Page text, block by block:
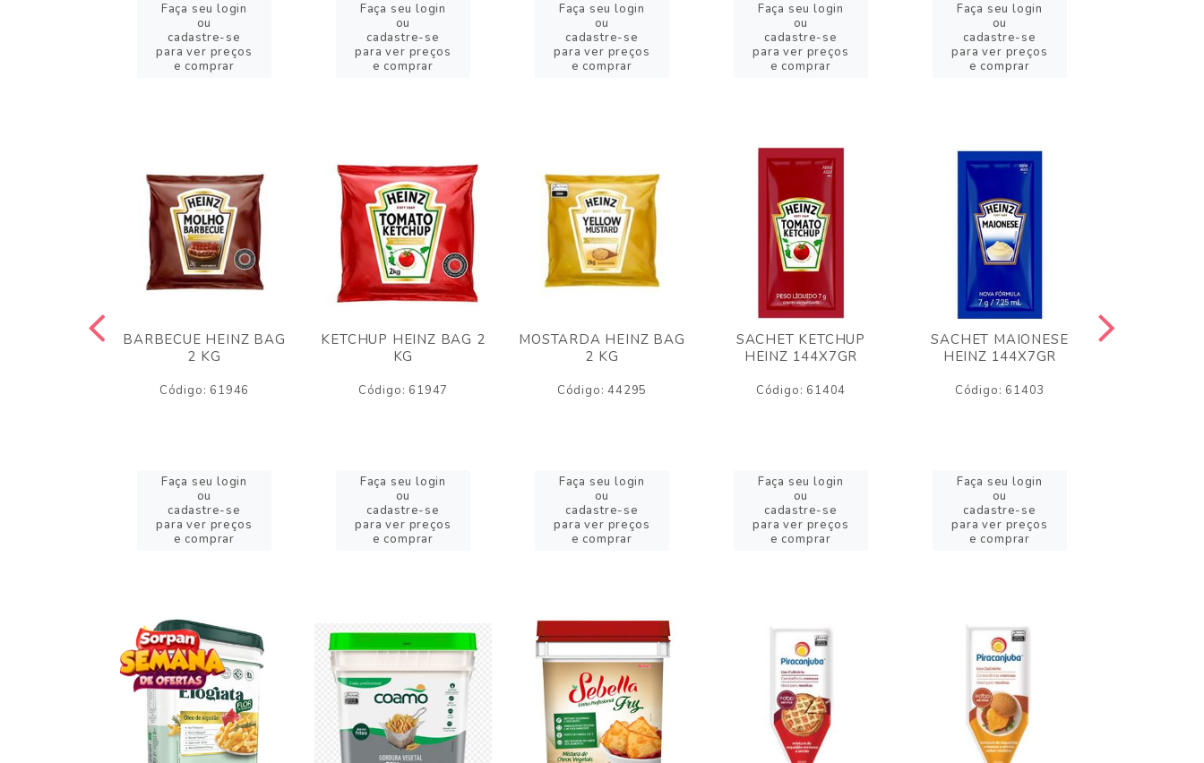
Faça seu login
ou
cadastre-se
para ver preços
e comprar
Faça seu login
ou
cadastre-se
para ver preços
e comprar
Faça seu login
ou
cadastre-se
para ver preços
e comprar
Faça seu login
ou
cadastre-se
para ver preços
e comprar
Faça seu login
ou
cadastre-se
para ver preços
e comprar
BARBECUE HEINZ BAG
2 KG
Código: 61946
Faça seu login
ou
cadastre-se
para ver preços
e comprar
KETCHUP HEINZ BAG 2
KG
Código: 61947
Faça seu login
ou
cadastre-se
para ver preços
e comprar
MOSTARDA HEINZ BAG
2 KG
Código: 44295
Faça seu login
ou
cadastre-se
para ver preços
e comprar
SACHET KETCHUP
HEINZ 144X7GR
Código: 61404
Faça seu login
ou
cadastre-se
para ver preços
e comprar
SACHET MAIONESE
HEINZ 144X7GR
Código: 61403
Faça seu login
ou
cadastre-se
para ver preços
e comprar